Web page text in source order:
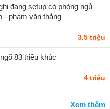
đang setup có phòng ngủ
- phạm văn thắng
3.5 triệu
83 triều khúc
4 triệu
Xem thêm